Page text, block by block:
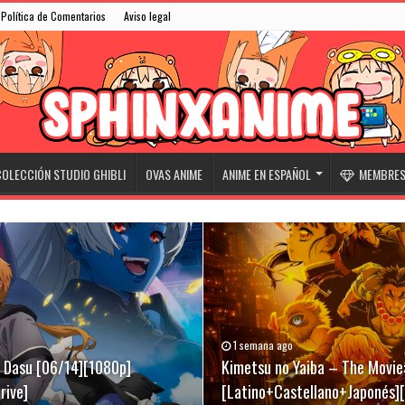
Política de Comentarios Aviso legal
STUDIO GHIBLI OVAS ANIME ANIME EN ESPAÑOL
Dasu [06/14][1080p]
1 semana ago
Kimetsu no Yaiba – The
31/05/2026
Niwatori Fighter (Rooster
07/03/2026
Evangelion Broadcast 30th
[Sub-Español][Mega-Drive]